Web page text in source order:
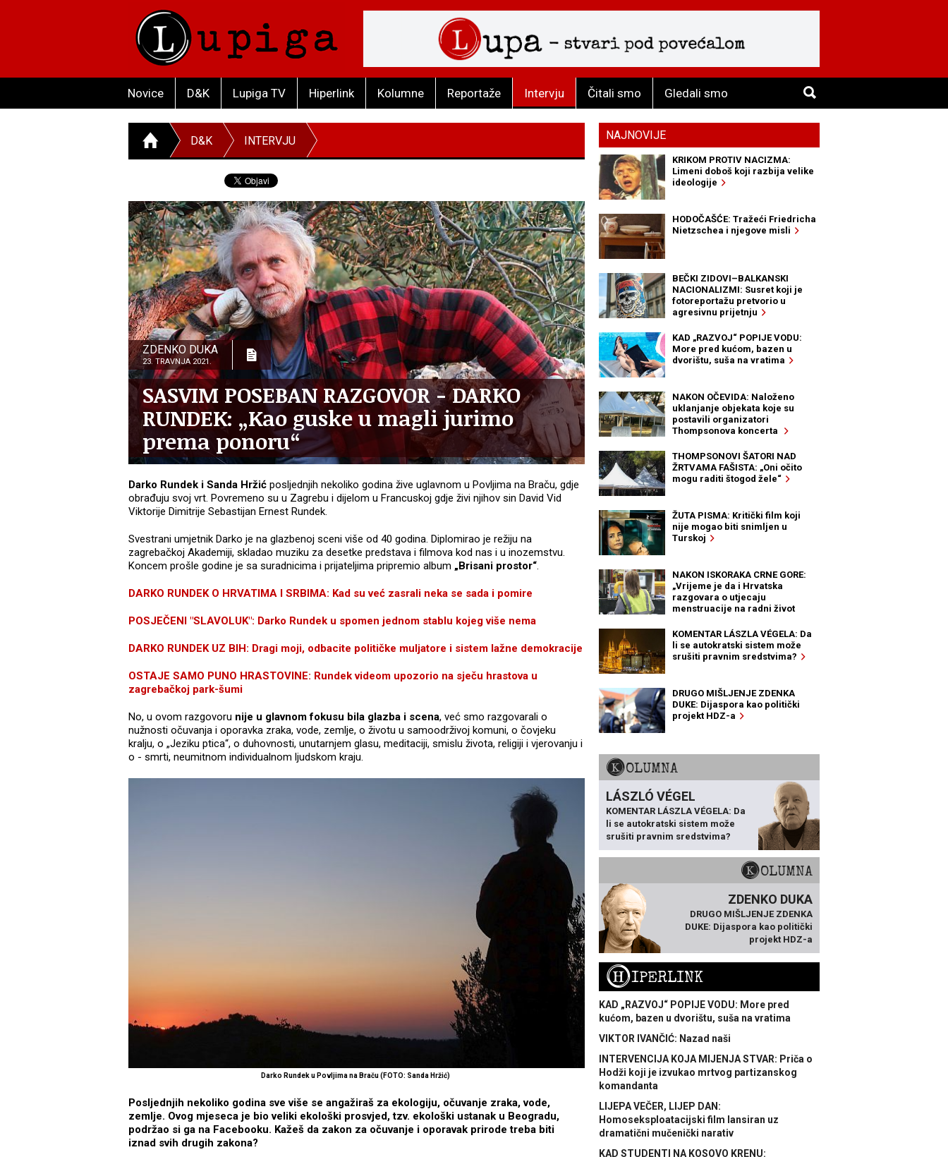
Novice D&K Lupiga TV Hiperlink Kolumne Reportaže Intervju Čitali smo Gledali smo
D&K INTERVJU
ZDENKO DUKA
23. TRAVNJA 2021.
SASVIM POSEBAN RAZGOVOR - DARKO
RUNDEK: „Kao guske u magli jurimo
prema ponoru“
Darko Rundek i Sanda Hržić posljednjih nekoliko godina žive uglavnom u Povljima na Braču, gdje
obrađuju svoj vrt. Povremeno su u Zagrebu i dijelom u Francuskoj gdje živi njihov sin David Vid
Viktorije Dimitrije Sebastijan Ernest Rundek.
Svestrani umjetnik Darko je na glazbenoj sceni više od 40 godina. Diplomirao je režiju na
zagrebačkoj Akademiji, skladao muziku za desetke predstava i filmova kod nas i u inozemstvu.
Koncem prošle godine je sa suradnicima i prijateljima pripremio album „Brisani prostor“.
DARKO RUNDEK O HRVATIMA I SRBIMA: Kad su već zasrali neka se sada i pomire
POSJEČENI "SLAVOLUK": Darko Rundek u spomen jednom stablu kojeg više nema
DARKO RUNDEK UZ BIH: Dragi moji, odbacite političke muljatore i sistem lažne demokracije
OSTAJE SAMO PUNO HRASTOVINE: Rundek videom upozorio na sječu hrastova u
zagrebačkoj park-šumi
No, u ovom razgovoru nije u glavnom fokusu bila glazba i scena, već smo razgovarali o
nužnosti očuvanja i oporavka zraka, vode, zemlje, o životu u samoodrživoj komuni, o čovjeku
kralju, o „Jeziku ptica“, o duhovnosti, unutarnjem glasu, meditaciji, smislu života, religiji i vjerovanju i
o - smrti, neumitnom individualnom ljudskom kraju.
Darko Rundek u Povljima na Braču (FOTO: Sanda Hržić)
Posljednjih nekoliko godina sve više se angažiraš za ekologiju, očuvanje zraka, vode,
zemlje. Ovog mjeseca je bio veliki ekološki prosvjed, tzv. ekološki ustanak u Beogradu,
podržao si ga na Facebooku. Kažeš da zakon za očuvanje i oporavak prirode treba biti
iznad svih drugih zakona?
NAJNOVIJE
KRIKOM PROTIV NACIZMA:
Limeni doboš koji razbija velike
ideologije
HODOČAŠĆE: Tražeći Friedricha
Nietzschea i njegove misli
BEČKI ZIDOVI–BALKANSKI
NACIONALIZMI: Susret koji je
fotoreportažu pretvorio u
agresivnu prijetnju
KAD „RAZVOJ“ POPIJE VODU:
More pred kućom, bazen u
dvorištu, suša na vratima
NAKON OČEVIDA: Naloženo
uklanjanje objekata koje su
postavili organizatori
Thompsonova koncerta
THOMPSONOVI ŠATORI NAD
ŽRTVAMA FAŠISTA: „Oni očito
mogu raditi štogod žele“
ŽUTA PISMA: Kritički film koji
nije mogao biti snimljen u
Turskoj
NAKON ISKORAKA CRNE GORE:
„Vrijeme je da i Hrvatska
razgovara o utjecaju
menstruacije na radni život
KOMENTAR LÁSZLA VÉGELA: Da
li se autokratski sistem može
srušiti pravnim sredstvima?
DRUGO MIŠLJENJE ZDENKA
DUKE: Dijaspora kao politički
projekt HDZ-a
KOLUMNA
LÁSZLÓ VÉGEL
KOMENTAR LÁSZLA VÉGELA: Da
li se autokratski sistem može
srušiti pravnim sredstvima?
KOLUMNA
ZDENKO DUKA
DRUGO MIŠLJENJE ZDENKA
DUKE: Dijaspora kao politički
projekt HDZ-a
HIPERLINK
KAD „RAZVOJ“ POPIJE VODU: More pred
kućom, bazen u dvorištu, suša na vratima
VIKTOR IVANČIĆ: Nazad naši
INTERVENCIJA KOJA MIJENJA STVAR: Priča o
Hodži koji je izvukao mrtvog partizanskog
komandanta
LIJEPA VEČER, LIJEP DAN:
Homoseksploatacijski film lansiran uz
dramatični mučenički narativ
KAD STUDENTI NA KOSOVO KRENU: